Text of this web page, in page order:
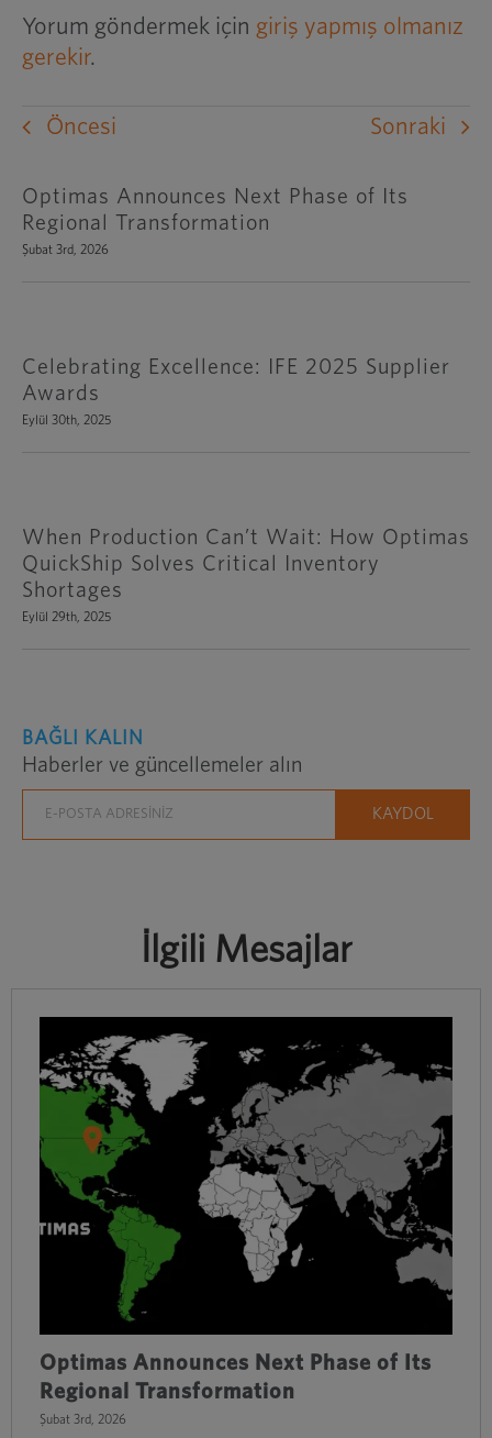
Yorum göndermek için giriş yapmış olmanız
gerekir.
Öncesi Sonraki
Optimas Announces Next Phase of Its
Regional Transformation
Şubat 3rd, 2026
Celebrating Excellence: IFE 2025 Supplier
Awards
Eylül 30th, 2025
When Production Can’t Wait: How Optimas
QuickShip Solves Critical Inventory
Shortages
Eylül 29th, 2025
BAĞLI KALIN
Haberler ve güncellemeler alın
İlgili Mesajlar
Optimas Announces Next Phase of Its
Regional Transformation
Şubat 3rd, 2026